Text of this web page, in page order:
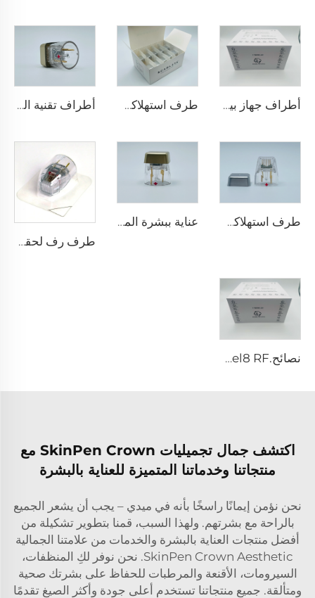
أطراف جهاز بيكسل 8 آر إف روهير التجميلية 25 49 64 طرف استهلاكي قطب ثنائي لجهاز سكارليت S للميكرونيدلينغ بالرف، 25 دبوسًا أطراف تقنية المايكرونيدلينج مع الراديو تردد سيلفيروم X-25
طرف استهلاكي قطب ثنائي لجهاز سكارليت S للميكرونيدلينغ بالرف، 25 دبوسًا
عناية ببشرة الميكرونيدلينغ بالرف مع أطراف سيلفيروم X X-25
طرف رف لحقن الميكرونيدلينغ سيلفيروم X خرطوشة سيلفيروم X XE-25 من فيول
نصائح.pixel8 RF
اكتشف جمال تجميليات SkinPen Crown مع
منتجاتنا وخدماتنا المتميزة للعناية بالبشرة
نحن نؤمن إيمانًا راسخًا بأنه في ميدي – يجب أن يشعر الجميع
بالراحة مع بشرتهم. ولهذا السبب، قمنا بتطوير تشكيلة من
أفضل منتجات العناية بالبشرة والخدمات من علامتنا الجمالية
SkinPen Crown Aesthetic. نحن نوفر لكِ المنظفات،
السيرومات، الأقنعة والمرطبات للحفاظ على بشرتك صحية
ومتألقة. جميع منتجاتنا تستخدم أعلى جودة وأكثر الصيغ تقدمًا